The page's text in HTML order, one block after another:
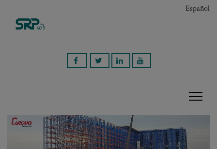
Español